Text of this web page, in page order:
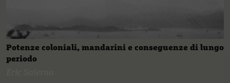
Potenze coloniali, mandarini e conseguenze di lungo
periodo